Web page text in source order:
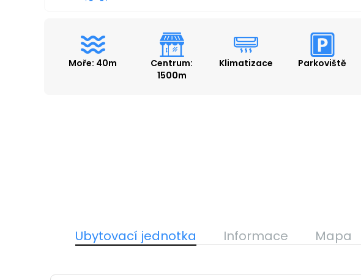
Moře: 40m
Centrum:
1500m
Klimatizace Parkoviště
Ubytovací jednotka Informace Mapa